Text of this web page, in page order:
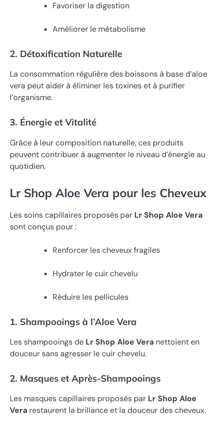
Favoriser la digestion
Améliorer le métabolisme
2. Détoxification Naturelle
La consommation régulière des boissons à base d’aloe
vera peut aider à éliminer les toxines et à purifier
l’organisme.
3. Énergie et Vitalité
Grâce à leur composition naturelle, ces produits
peuvent contribuer à augmenter le niveau d’énergie au
quotidien.
Lr Shop Aloe Vera pour les Cheveux
Les soins capillaires proposés par Lr Shop Aloe Vera
sont conçus pour :
Renforcer les cheveux fragiles
Hydrater le cuir chevelu
Réduire les pellicules
1. Shampooings à l’Aloe Vera
Les shampooings de Lr Shop Aloe Vera nettoient en
douceur sans agresser le cuir chevelu.
2. Masques et Après-Shampooings
Les masques capillaires proposés par Lr Shop Aloe
Vera restaurent la brillance et la douceur des cheveux.